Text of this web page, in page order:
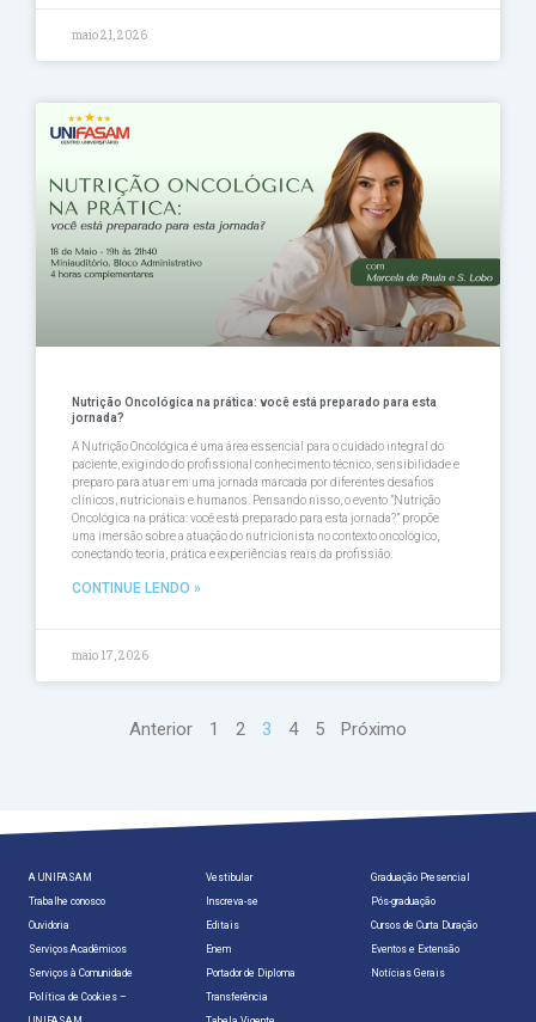
maio 21, 2026
Nutrição Oncológica na prática: você está preparado para esta
jornada?
A Nutrição Oncológica é uma área essencial para o cuidado integral do
paciente, exigindo do profissional conhecimento técnico, sensibilidade e
preparo para atuar em uma jornada marcada por diferentes desafios
clínicos, nutricionais e humanos. Pensando nisso, o evento ”Nutrição
Oncológica na prática: você está preparado para esta jornada?” propõe
uma imersão sobre a atuação do nutricionista no contexto oncológico,
conectando teoria, prática e experiências reais da profissião.
CONTINUE LENDO »
maio 17, 2026
Anterior 1 2 3 4 5 Próximo
A UNIFASAM
Trabalhe conosco
Ouvidoria
Serviços Acadêmicos
Serviços à Comunidade
Política de Cookies –
Vestibular
Inscreva-se
Editais
Enem
Portador de Diploma
Transferência
Graduação Presencial
Pós-graduação
Cursos de Curta Duração
Eventos e Extensão
Notícias Gerais